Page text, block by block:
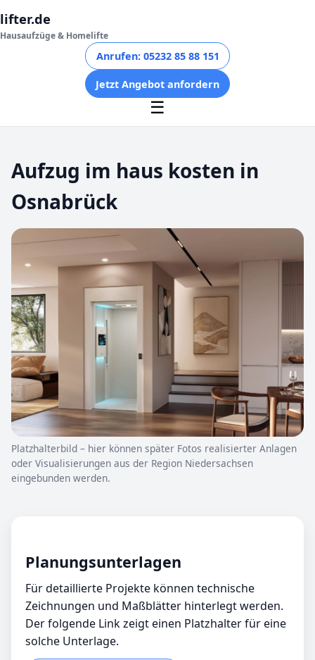
lifter.de
Hausaufzüge & Homelifte
Anrufen: 05232 85 88 151
Jetzt Angebot anfordern
☰
Aufzug im haus kosten in
Osnabrück
Platzhalterbild – hier können später Fotos realisierter Anlagen
oder Visualisierungen aus der Region Niedersachsen
eingebunden werden.
Planungsunterlagen
Für detaillierte Projekte können technische
Zeichnungen und Maßblätter hinterlegt werden.
Der folgende Link zeigt einen Platzhalter für eine
solche Unterlage.